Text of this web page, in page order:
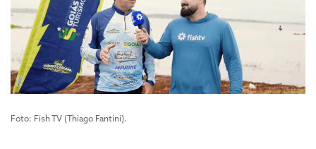
Foto: Fish TV (Thiago Fantini).